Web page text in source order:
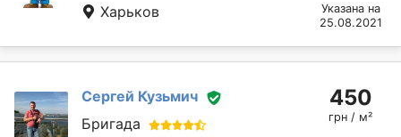
Харьков
Указана на
25.08.2021
Сергей Кузьмич
Бригада
450
грн / м²